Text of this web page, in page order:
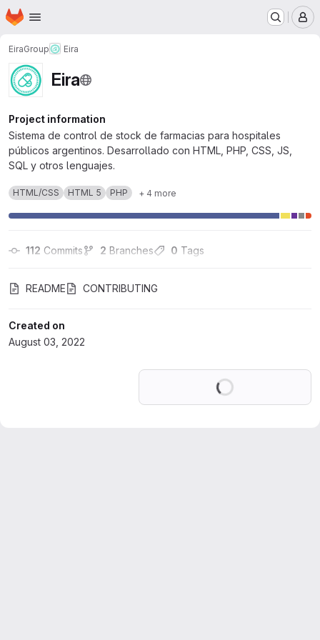
Skip to main content
Homepage
EiraGroup Eira
Eira
Project information
Sistema de control de stock de farmacias para hospitales
públicos argentinos. Desarrollado con HTML, PHP, CSS, JS,
SQL y otros lenguajes.
HTML/CSS HTML 5 PHP + 4 more
112 Commits 2 Branches 0 Tags
README CONTRIBUTING
Created on
August 03, 2022